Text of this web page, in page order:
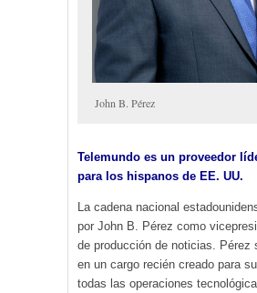
John B. Pérez
Telemundo es un proveedor
para los hispanos de EE. UU.
La cadena nacional
por John B. Pérez como
de producción de noticias. Pérez
en un cargo recién creado para
todas las operaciones